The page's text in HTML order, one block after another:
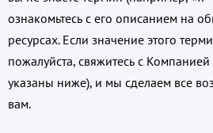
ознакомьтесь с его описанием на
ресурсах. Если значение этого
пожалуйста, свяжитесь с
указаны ниже), и мы сделаем все
вам.